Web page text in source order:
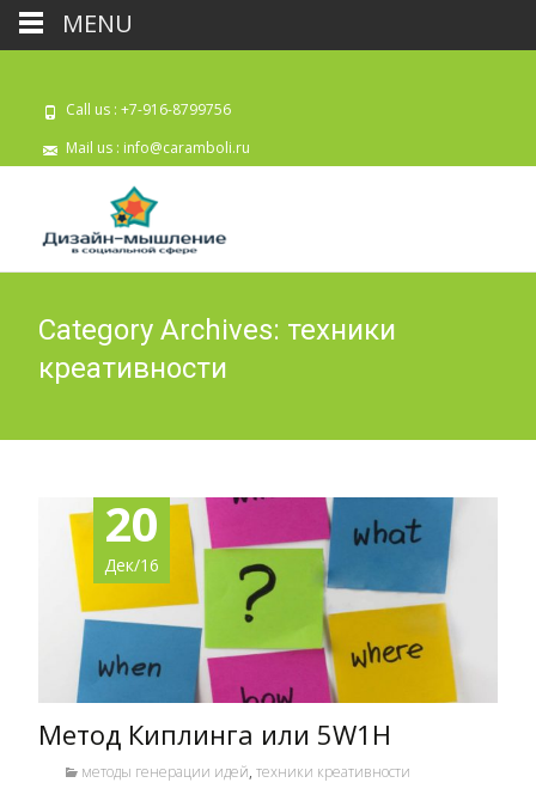
Call us : +7-916-8799756
Mail us : info@caramboli.ru
Category Archives: техники
креативности
20
Дек/16
Метод Киплинга или 5W1H
методы генерации идей, техники креативности
MENU